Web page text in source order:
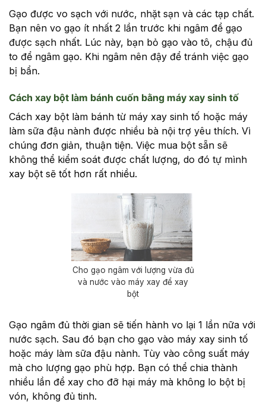
Gạo được vo sạch với nước, nhặt sạn và các tạp chất.
Bạn nên vo gạo ít nhất 2 lần trước khi ngâm để gạo
được sạch nhất. Lúc này, bạn bỏ gạo vào tô, chậu đủ
to để ngâm gạo. Khi ngâm nên đậy để tránh việc gạo
bị bẩn.
Cách xay bột làm bánh cuốn bằng máy xay sinh tố
Cách xay bột làm bánh từ máy xay sinh tố hoặc máy
làm sữa đậu nành được nhiều bà nội trợ yêu thích. Vì
chúng đơn giản, thuận tiện. Việc mua bột sẵn sẽ
không thể kiểm soát được chất lượng, do đó tự mình
xay bột sẽ tốt hơn rất nhiều.
Cho gạo ngâm với lượng vừa đủ
và nước vào máy xay để xay
bột
Gạo ngâm đủ thời gian sẽ tiến hành vo lại 1 lần nữa với
nước sạch. Sau đó bạn cho gạo vào máy xay sinh tố
hoặc máy làm sữa đậu nành. Tùy vào công suất máy
mà cho lượng gạo phù hợp. Bạn có thể chia thành
nhiều lần để xay cho đỡ hại máy mà không lo bột bị
vón, không đủ tinh.